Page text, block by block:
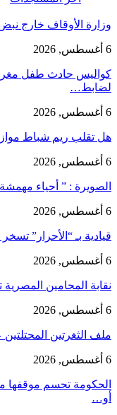
وزارة الأوقاف خارج
6 أغسطس, 2026
كواليس حادث طفل
لضابط…
6 أغسطس, 2026
هل تقلب ريم شباط
6 أغسطس, 2026
الصويرة : ” أحياء
6 أغسطس, 2026
قيادية بـ “الأحرار”
6 أغسطس, 2026
نقابة المحامين
6 أغسطس, 2026
ملف الثغرتين
6 أغسطس, 2026
الحكومة تحسم
أو…